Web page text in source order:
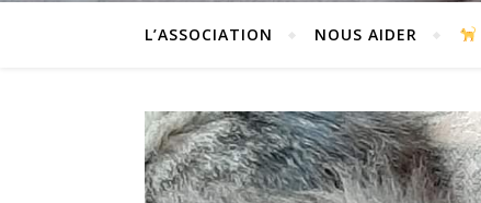
L’ASSOCIATION NOUS AIDER